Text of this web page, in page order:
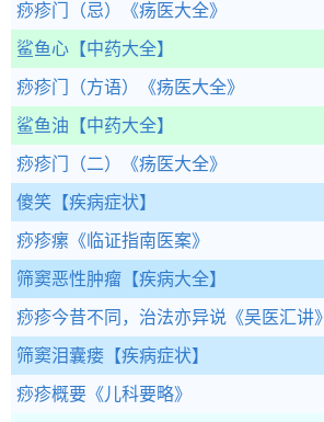
痧疹门（忌） 《疡医大全》
鲨鱼心 【中药大全】
痧疹门（方语） 《疡医大全》
鲨鱼油 【中药大全】
痧疹门（二） 《疡医大全》
傻笑 【疾病症状】
痧疹瘰 《临证指南医案》
筛窦恶性肿瘤 【疾病大全】
痧疹今昔不同，治法亦异说 《吴医汇讲》
筛窦泪囊瘘 【疾病症状】
痧疹概要 《儿科要略》